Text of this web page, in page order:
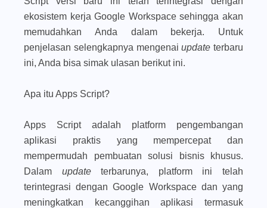
ekosistem kerja Google Workspace sehingga akan
memudahkan Anda dalam bekerja. Untuk
penjelasan selengkapnya mengenaiupdate terbaru
ini, Anda bisa simak ulasan berikut ini.
Apa itu Apps Script?
Apps Script adalah platform pengembangan
aplikasi praktis yang mempercepat dan
mempermudah pembuatan solusi bisnis khusus.
Dalam updateterbarunya, platform ini telah
terintegrasi dengan Google Workspace dan yang
meningkatkan kecanggihan aplikasi termasuk